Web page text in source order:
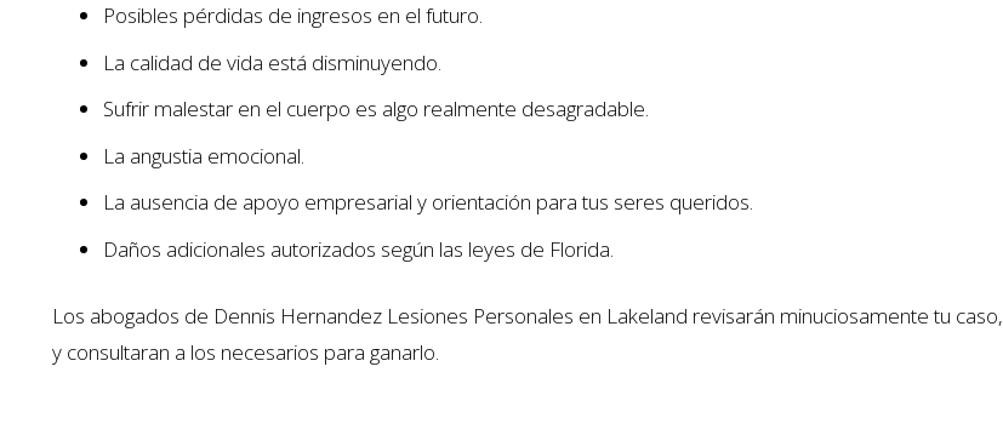
Posibles pérdidas de ingresos en el futuro.
La calidad de vida está disminuyendo.
Sufrir malestar en el cuerpo es algo realmente desagradable.
La angustia emocional.
La ausencia de apoyo empresarial y orientación para tus seres queridos.
Daños adicionales autorizados según las leyes de Florida.
Los abogados de Dennis Hernandez Lesiones Personales en Lakeland revisarán minuciosamente tu caso,
y consultaran a los necesarios para ganarlo.